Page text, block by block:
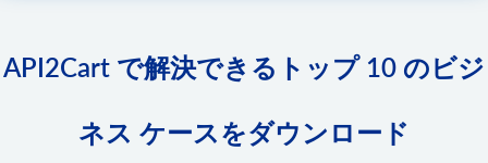
API2Cart で解決できるトップ 10 のビジ
ネス ケースをダウンロード